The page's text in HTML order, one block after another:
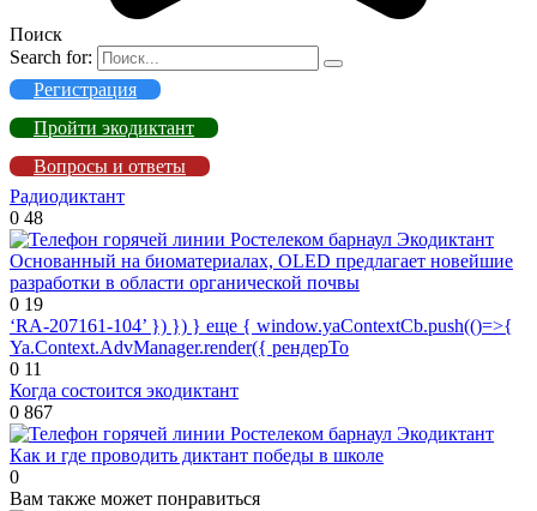
Поиск
Search for:
Регистрация
Пройти экодиктант
Вопросы и ответы
Радиодиктант
0 48
Экодиктант
Основанный на биоматериалах, OLED предлагает новейшие
разработки в области органической почвы
0 19
‘RA-207161-104’ }) }) } еще { window.yaContextCb.push(()=>{
Ya.Context.AdvManager.render({ рендерТо
0 11
Когда состоится экодиктант
0 867
Экодиктант
Как и где проводить диктант победы в школе
0
Вам также может понравиться